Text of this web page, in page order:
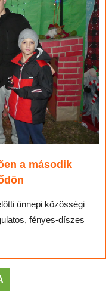
a második
ünnepi közösségi
fényes-díszes